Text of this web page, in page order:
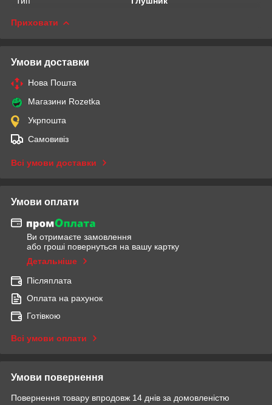
Приховати
Умови доставки
Нова Пошта
Магазини Rozetka
Укрпошта
Самовивіз
Всі умови доставки
Умови оплати
Ви отримаєте замовлення
або гроші повернуться на вашу картку
Детальніше
Післяплата
Оплата на рахунок
Готівкою
Всі умови оплати
Умови повернення
Повернення товару впродовж 14 днів за домовленістю